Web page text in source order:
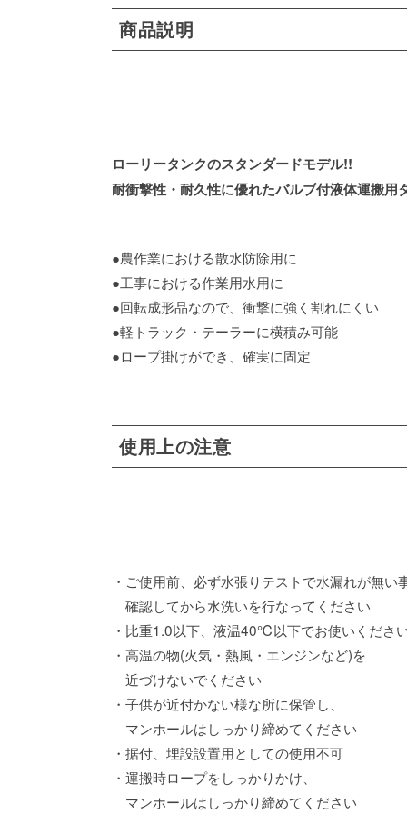
商品説明
ローリータンクのスタンダードモデル!!
耐衝撃性・耐久性に優れたバルブ付液体運搬用
●農作業における散水防除用に
●工事における作業用水用に
●回転成形品なので、衝撃に強く割れにくい
●軽トラック・テーラーに横積み可能
●ロープ掛けができ、確実に固定
使用上の注意
・ご使用前、必ず水張りテストで水漏れが無い
確認してから水洗いを行なってください
・比重1.0以下、液温40℃以下でお使いくださ
・高温の物(火気・熱風・エンジンなど)を
近づけないでください
・子供が近付かない様な所に保管し、
マンホールはしっかり締めてください
・据付、埋設設置用としての使用不可
・運搬時ロープをしっかりかけ、
マンホールはしっかり締めてください